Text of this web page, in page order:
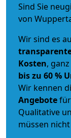
Sind Sie
von
Wir sind es
Kosten,
bis zu 60 %
Wir kennen
Angebote
Qualitative
müssen